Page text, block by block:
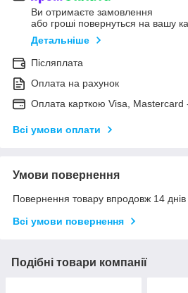
Ви отримаєте замовлення
або гроші повернуться на вашу
Детальніше
Післяплата
Оплата на рахунок
Оплата карткою Visa, Mastercard
Всі умови оплати
Умови повернення
Повернення товару впродовж 14 днів
Всі умови повернення
Подібні товари компанії